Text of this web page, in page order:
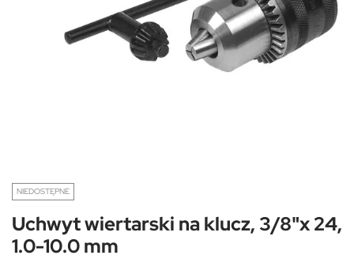
NIEDOSTĘPNE
Uchwyt wiertarski na klucz, 3/8"x 24,
1.0-10.0 mm